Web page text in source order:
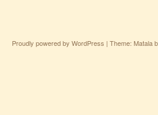
Proudly powered by WordPress | Theme: Matala